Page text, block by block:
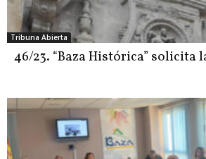
Tribuna Abierta
46/23. “Baza Histórica”